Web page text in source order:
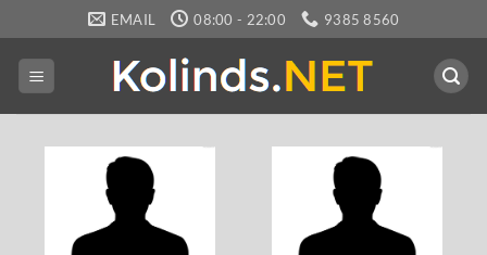
til
indhold
EMAIL 08:00 - 22:00 9385 8560